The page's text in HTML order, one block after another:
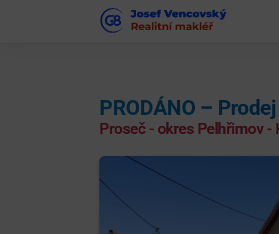
PRODÁNO –
Proseč - okres Pelhřimov -